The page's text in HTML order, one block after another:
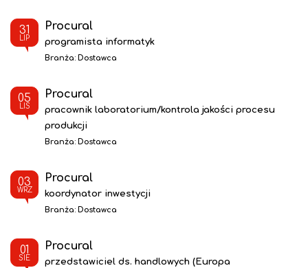
31
LIP
Procural
programista informatyk
Branża: Dostawca
05
LIS
Procural
pracownik laboratorium/kontrola jakości procesu
produkcji
Branża: Dostawca
03
WRZ
Procural
koordynator inwestycji
Branża: Dostawca
01
SIE
Procural
przedstawiciel ds. handlowych (Europa